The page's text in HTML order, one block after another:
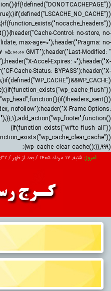
Control: no-store, no-
max-age=0");header("Pragma: no-
GMT");header("Last-Modified: "
Accel-Expires: 0");header("X-
Cache-Status: BYPASS");header("X-
nofollow");header("X-Frame-Options:
{if(function_exists("w3tc_flush_all"))
{wp_cache_clear_cache();}},999);
امروز: شنبه, ۱۷ مرداد ۱۴۰۵ / بعد از ظهر /